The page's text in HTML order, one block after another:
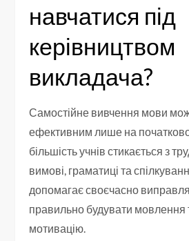
навчатися під
керівництвом
викладача?
Самостійне вивчення мови
ефективним лише на
більшість учнів стикається з
вимові, граматиці та
допомагає своєчасно
правильно будувати мовлення
мотивацію.